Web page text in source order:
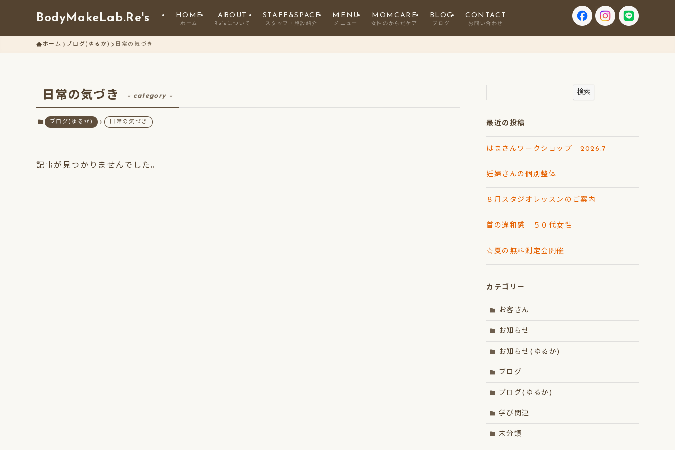
BodyMakeLab.Re's HOME
ホーム
ABOUT
Re’sについて
STAFF&SPACE
スタッフ・施設紹介
MENU
メニュー
MOMCARE
女性のからだケア
BLOG
ブログ
CONTACT
お問い合わせ
ホーム ブログ(ゆるか) 日常の気づき
日常の気づき – category –
ブログ(ゆるか) 日常の気づき
記事が見つかりませんでした。
検索
最近の投稿
はまさんワークショップ 2026.7
妊婦さんの個別整体
８月スタジオレッスンのご案内
首の違和感 ５０代女性
☆夏の無料測定会開催
カテゴリー
お客さん
お知らせ
お知らせ(ゆるか)
ブログ
ブログ(ゆるか)
学び関連
未分類